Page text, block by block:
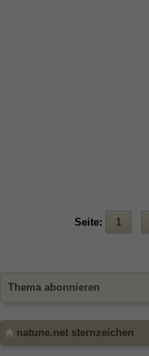
Seite: 1
Thema abonnieren
natune.net sternzeichen